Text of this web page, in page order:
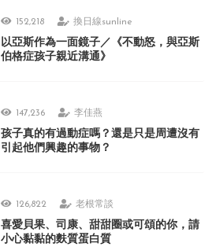
152,218 換日線sunline
以亞斯作為一面鏡子／《不動怒，與亞斯
伯格症孩子親近溝通》
147,236 李佳燕
孩子真的有過動症嗎？還是只是周遭沒有
引起他們興趣的事物？
126,822 老根常談
喜愛貝果、司康、甜甜圈或可頌的你，請
小心黏黏的麩質蛋白質